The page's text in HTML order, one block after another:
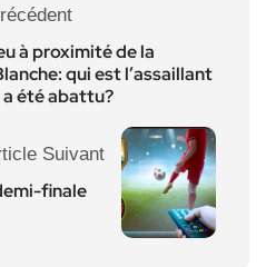
à proximité de la
qui est l’assaillant
a été abattu?
Suivant
finale